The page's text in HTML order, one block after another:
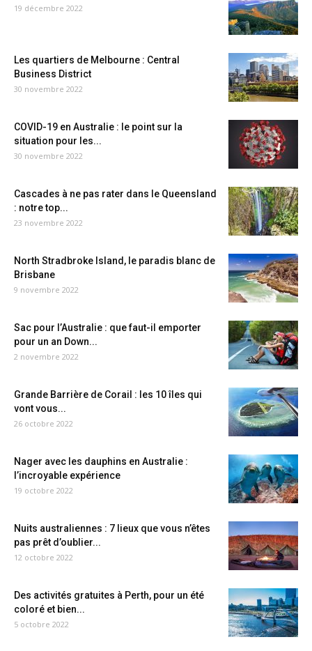
19 décembre 2022
Les quartiers de Melbourne : Central
Business District
30 novembre 2022
COVID-19 en Australie : le point sur la
situation pour les...
30 novembre 2022
Cascades à ne pas rater dans le Queensland
: notre top...
23 novembre 2022
North Stradbroke Island, le paradis blanc de
Brisbane
9 novembre 2022
Sac pour l’Australie : que faut-il emporter
pour un an Down...
2 novembre 2022
Grande Barrière de Corail : les 10 îles qui
vont vous...
26 octobre 2022
Nager avec les dauphins en Australie :
l’incroyable expérience
19 octobre 2022
Nuits australiennes : 7 lieux que vous n’êtes
pas prêt d’oublier...
12 octobre 2022
Des activités gratuites à Perth, pour un été
coloré et bien...
5 octobre 2022